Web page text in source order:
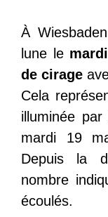
À
lune le
de cirage
Cela
illuminée
mardi 19
Depuis la
nombre
écoulés.